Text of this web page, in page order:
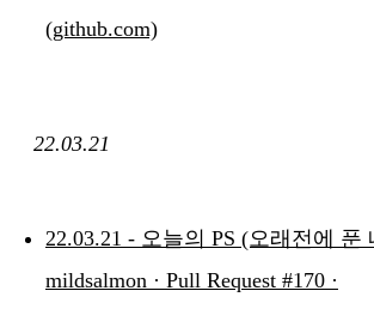
(github.com)
22.03.21
22.03.21 - 오늘의 PS (오래전에 푼
mildsalmon · Pull Request #170 ·